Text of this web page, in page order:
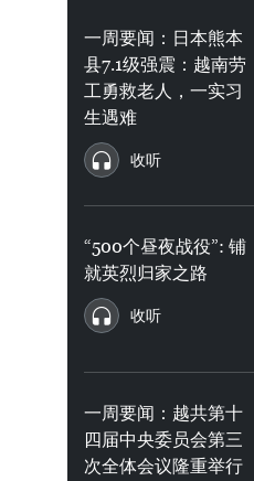
一周要闻：日本熊本
县7.1级强震：越南劳
工勇救老人，一实习
生遇难
收听
“500个昼夜战役”: 铺
就英烈归家之路
收听
一周要闻：越共第十
四届中央委员会第三
次全体会议隆重举行